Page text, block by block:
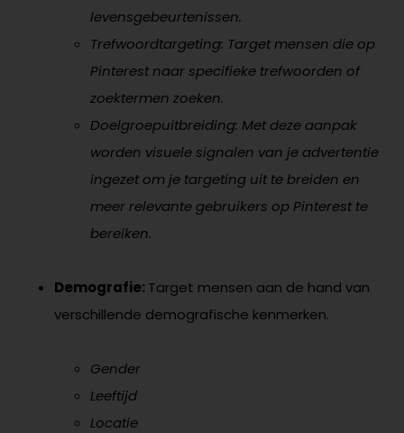
levensgebeurtenissen.
Trefwoordtargeting: Target mensen die op
Pinterest naar specifieke trefwoorden of
zoektermen zoeken.
Doelgroepuitbreiding: Met deze aanpak
worden visuele signalen van je advertentie
ingezet om je targeting uit te breiden en
meer relevante gebruikers op Pinterest te
bereiken.
Demografie:Target mensen aan de hand van
verschillende demografische kenmerken.
Gender
Leeftijd
Locatie